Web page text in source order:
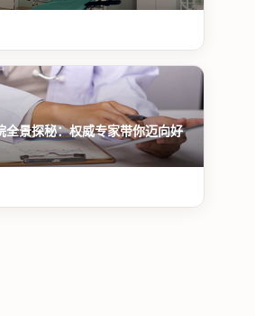
景探秘：权威专家带你迈向好